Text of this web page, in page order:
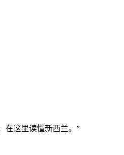
在这里读懂新西兰。”